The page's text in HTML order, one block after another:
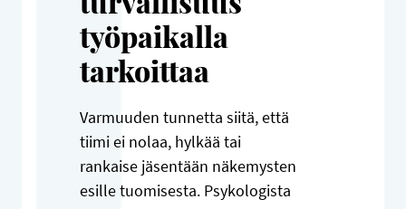
työpaikalla
tarkoittaa
Varmuuden tunnetta siitä, että
tiimi ei nolaa, hylkää tai
rankaise jäsentään näkemysten
esille tuomisesta. Psykologista